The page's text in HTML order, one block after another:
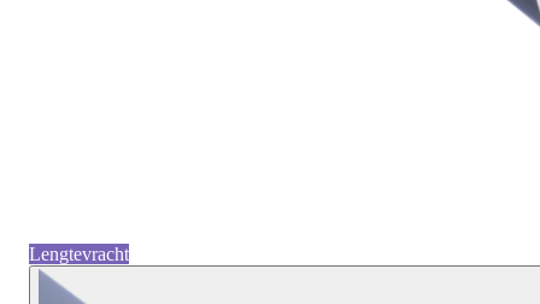
Lengtevracht